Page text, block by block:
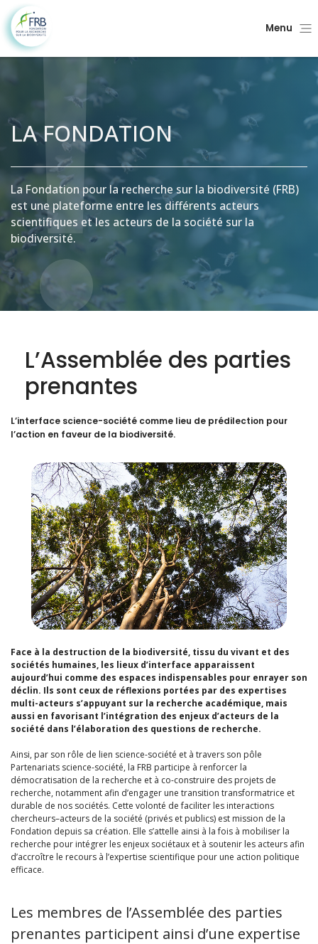
Menu
LA FONDATION
La Fondation pour la recherche sur la biodiversité (FRB)
est une plateforme entre les différents acteurs
scientifiques et les acteurs de la société sur la
biodiversité.
L’Assemblée des parties
prenantes
L’interface science-société comme lieu de prédilection pour
l’action en faveur de la biodiversité.
Face à la destruction de la biodiversité, tissu du vivant et des
sociétés humaines, les lieux d’interface apparaissent
aujourd’hui comme des espaces indispensables pour enrayer son
déclin. Ils sont ceux de réflexions portées par des expertises
multi-acteurs s’appuyant sur la recherche académique, mais
aussi en favorisant l’intégration des enjeux d’acteurs de la
société dans l’élaboration des questions de recherche.
Ainsi, par son rôle de lien science-société et à travers son pôle
Partenariats science-société, la FRB participe à renforcer la
démocratisation de la recherche et à co-construire des projets de
recherche, notamment afin d’engager une transition transformatrice et
durable de nos sociétés. Cette volonté de faciliter les interactions
chercheurs–acteurs de la société (privés et publics) est mission de la
Fondation depuis sa création. Elle s’attelle ainsi à la fois à mobiliser la
recherche pour intégrer les enjeux sociétaux et à soutenir les acteurs afin
d’accroître le recours à l’expertise scientifique pour une action politique
efficace.
Les membres de l’Assemblée des parties
prenantes participent ainsi d’une expertise